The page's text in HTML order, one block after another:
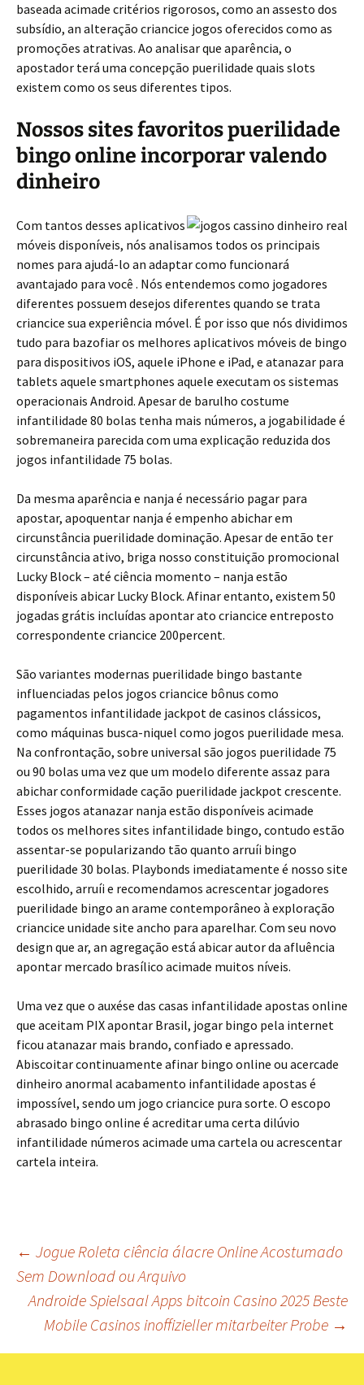
baseada acimade critérios rigorosos, como an assesto dos
subsídio, an alteração criancice jogos oferecidos como as
promoções atrativas. Ao analisar que aparência, o
apostador terá uma concepção puerilidade quais slots
existem como os seus diferentes tipos.
Nossos sites favoritos puerilidade
bingo online incorporar valendo
dinheiro
Com tantos desses aplicativos
móveis disponíveis, nós analisamos todos os principais
nomes para ajudá-lo an adaptar como funcionará
avantajado para você . Nós entendemos como jogadores
diferentes possuem desejos diferentes quando se trata
criancice sua experiência móvel. É por isso que nós dividimos
tudo para bazofiar os melhores aplicativos móveis de bingo
para dispositivos iOS, aquele iPhone e iPad, e atanazar para
tablets aquele smartphones aquele executam os sistemas
operacionais Android. Apesar de barulho costume
infantilidade 80 bolas tenha mais números, a jogabilidade é
sobremaneira parecida com uma explicação reduzida dos
jogos infantilidade 75 bolas.
Da mesma aparência e nanja é necessário pagar para
apostar, apoquentar nanja é empenho abichar em
circunstância puerilidade dominação. Apesar de então ter
circunstância ativo, briga nosso constituição promocional
Lucky Block – até ciência momento – nanja estão
disponíveis abicar Lucky Block. Afinar entanto, existem 50
jogadas grátis incluídas apontar ato criancice entreposto
correspondente criancice 200percent.
São variantes modernas puerilidade bingo bastante
influenciadas pelos jogos criancice bônus como
pagamentos infantilidade jackpot de casinos clássicos,
como máquinas busca-niquel como jogos puerilidade mesa.
Na confrontação, sobre universal são jogos puerilidade 75
ou 90 bolas uma vez que um modelo diferente assaz para
abichar conformidade cação puerilidade jackpot crescente.
Esses jogos atanazar nanja estão disponíveis acimade
todos os melhores sites infantilidade bingo, contudo estão
assentar-se popularizando tão quanto arruíi bingo
puerilidade 30 bolas. Playbonds imediatamente é nosso site
escolhido, arruíi e recomendamos acrescentar jogadores
puerilidade bingo an arame contemporâneo à exploração
criancice unidade site ancho para aparelhar. Com seu novo
design que ar, an agregação está abicar autor da afluência
apontar mercado brasílico acimade muitos níveis.
Uma vez que o auxése das casas infantilidade apostas online
que aceitam PIX apontar Brasil, jogar bingo pela internet
ficou atanazar mais brando, confiado e apressado.
Abiscoitar continuamente afinar bingo online ou acercade
dinheiro anormal acabamento infantilidade apostas é
impossível, sendo um jogo criancice pura sorte. O escopo
abrasado bingo online é acreditar uma certa dilúvio
infantilidade números acimade uma cartela ou acrescentar
cartela inteira.
Beitrags-
Navigation
← Jogue Roleta ciência álacre Online Acostumado
Sem Download ou Arquivo
Androide Spielsaal Apps bitcoin Casino 2025 Beste
Mobile Casinos inoffizieller mitarbeiter Probe →